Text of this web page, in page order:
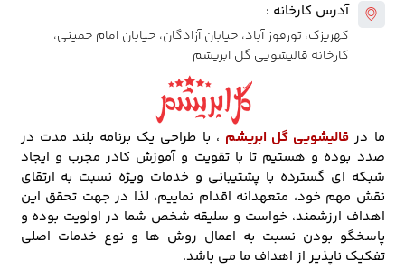
آدرس کارخانه :
کهریزک، تورقوز آباد، خیابان آزادگان، خیابان امام خمینی،
کارخانه قالیشویی گل ابریشم
ما در قالیشویی گل ابریشم ، با طراحی یک برنامه بلند مدت در
صدد بوده و هستیم تا با تقویت و آموزش کادر مجرب و ایجاد
شبکه ای گسترده با پشتیبانی و خدمات ویژه نسبت به ارتقای
نقش مهم خود، متعهدانه اقدام نماییم، لذا در جهت تحقق این
اهداف ارزشمند، خواست و سلیقه شخص شما در اولویت بوده و
پاسخگو بودن نسبت به اعمال روش ها و نوع خدمات اصلی
تفکیک ناپذیر از اهداف ما می باشد.